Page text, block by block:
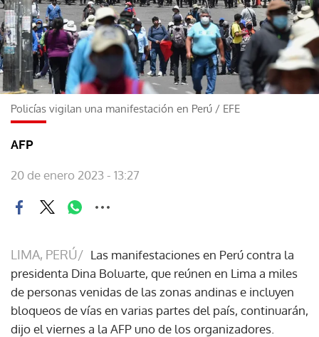
Policías vigilan una manifestación en Perú / EFE
AFP
20 de enero 2023 - 13:27
LIMA, PERÚ/ Las manifestaciones en Perú contra la
presidenta Dina Boluarte, que reúnen en Lima a miles
de personas venidas de las zonas andinas e incluyen
bloqueos de vías en varias partes del país, continuarán,
dijo el viernes a la AFP uno de los organizadores.